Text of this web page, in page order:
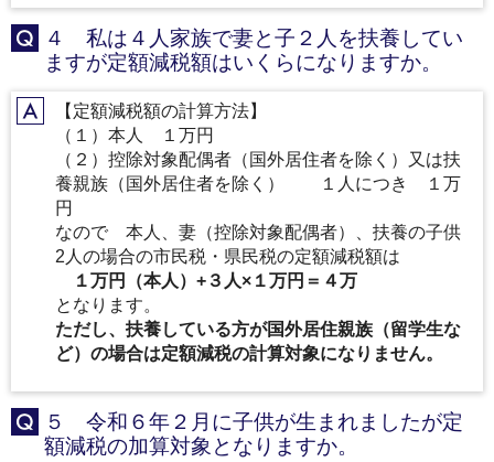
Q
４ 私は４人家族で妻と子２人を扶養してい
ますが定額減税額はいくらになりますか。
A
【定額減税額の計算方法】
（１）本人 １万円
（２）控除対象配偶者（国外居住者を除く）又は扶
養親族（国外居住者を除く） １人につき １万
円
なので 本人、妻（控除対象配偶者）、扶養の子供
2人の場合の市民税・県民税の定額減税額は
１万円（本人）+３人×１万円＝４万
となります。
ただし、扶養している方が国外居住親族（留学生な
ど）の場合は定額減税の計算対象になりません。
Q
５ 令和６年２月に子供が生まれましたが定
額減税の加算対象となりますか。